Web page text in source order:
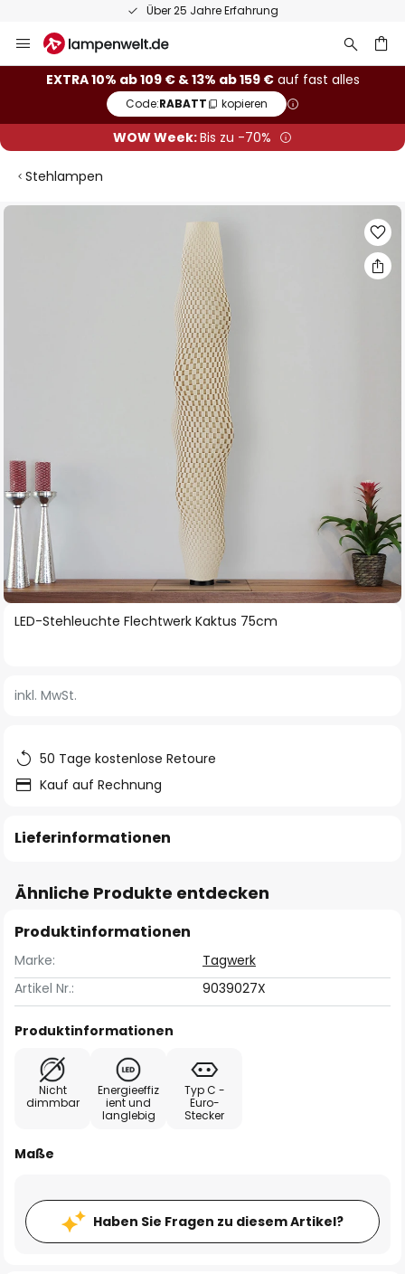
Über 25 Jahre Erfahrung
Inhalt
springen
EXTRA 10% ab 109 € & 13% ab 159 €auf fast alles
Code:RABATT kopieren
WOW Week:Bis zu -70%
Stehlampen
Zum
Zum
springen
LED-Stehleuchte Flechtwerk Kaktus 75cm
inkl. MwSt.
50 Tage kostenlose Retoure
Kauf auf Rechnung
Lieferinformationen
Ähnliche Produkte entdecken
Produktinformationen
Marke:
Tagwerk
Artikel Nr.:
9039027X
Produktinformationen
Nicht
dimmbar
Energieeffiz
ient und
langlebig
Typ C -
Euro-
Stecker
Maße
Haben Sie Fragen zu diesem Artikel?